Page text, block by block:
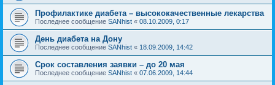
Профилактике диабета – высококачественные лекарства
Последнее сообщение SANhist « 08.10.2009, 0:17
День диабета на Дону
Последнее сообщение SANhist « 18.09.2009, 14:42
Срок составления заявки – до 20 мая
Последнее сообщение SANhist « 07.06.2009, 14:44